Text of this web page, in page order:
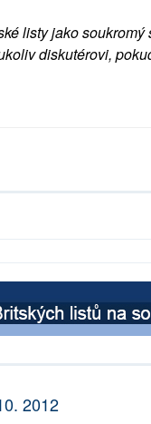
listy jako
diskutérovi,
2012